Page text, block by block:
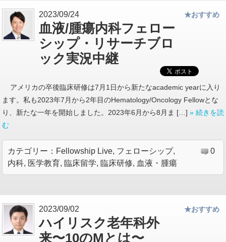
2023/09/24
血液/腫瘍内科フェロー
シップ・リサーチブロ
ック実況中継
★おすすめ
アメリカの卒後臨床研修は7月1日から新たなacademic yearに入り
ます。私も2023年7月から2年目のHematology/Oncology Fellowとな
り、新たな一年を開始しました。2023年6月から8月ま […] » 続きを読
む
カテゴリー： Fellowship Live, フェローシップ,
内科, 医学教育, 臨床留学, 臨床研修, 血液・腫瘍
0
2023/09/02
ハイリスク老年科外
来〜10のMとは〜
★おすすめ